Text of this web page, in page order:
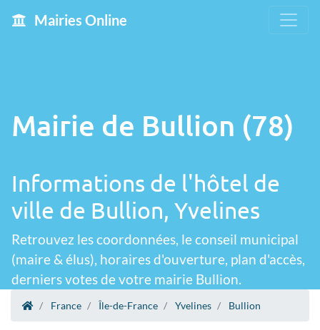
Mairies Online
Mairie de Bullion (78)
Informations de l'hôtel de
ville de Bullion, Yvelines
Retrouvez les coordonnées, le conseil municipal
(maire & élus), horaires d'ouverture, plan d'accès,
derniers votes de votre mairie Bullion.
France Île-de-France Yvelines Bullion